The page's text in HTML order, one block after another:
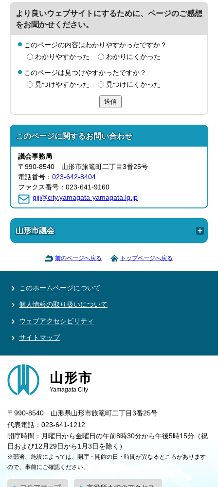
より良いウェブサイトにするために、ページのご感想
をお聞かせください。
このページの内容はわかりやすかったですか？
わかりやすかった
わかりにくかった
このページは見つけやすかったですか？
見つけやすかった
見つけにくかった
送信
このページに関するお問い合わせ
議会事務局
〒990-8540 山形市旅篭町二丁目3番25号
電話番号：023-642-8404
ファクス番号：023-641-9160
giji@city.yamagata-yamagata.lg.jp
山形市議会
前のページへ戻る トップページへ戻る
このホームページについて
個人情報の取り扱いについて
ウェブアクセシビリティ
サイトマップ
山形市
Yamagata City
〒990-8540 山形県山形市旅篭町二丁目3番25号
代表電話：023-641-1212
開庁時間：月曜日から金曜日の午前8時30分から午後5時15分（祝
日および12月29日から1月3日を除く）
※部署、施設によっては、開庁・開館の日・時間が異なるところがあります
ので、事前にご確認ください。